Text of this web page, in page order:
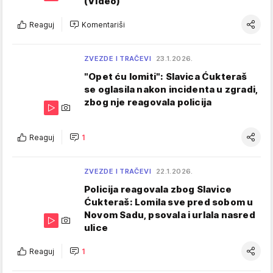
Reaguj Komentariši
ZVEZDE I TRAČEVI 23.1.2026.
"Opet ću lomiti": Slavica Ćukteraš
se oglasila nakon incidenta u zgradi,
zbog nje reagovala policija
Reaguj 1
ZVEZDE I TRAČEVI 22.1.2026.
Policija reagovala zbog Slavice
Ćukteraš: Lomila sve pred sobom u
Novom Sadu, psovala i urlala nasred
ulice
Reaguj 1